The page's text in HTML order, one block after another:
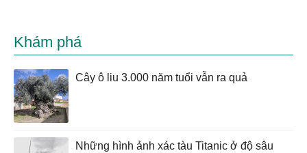
Khám phá
Cây ô liu 3.000 năm tuổi vẫn ra quả
Những hình ảnh xác tàu Titanic ở độ sâu